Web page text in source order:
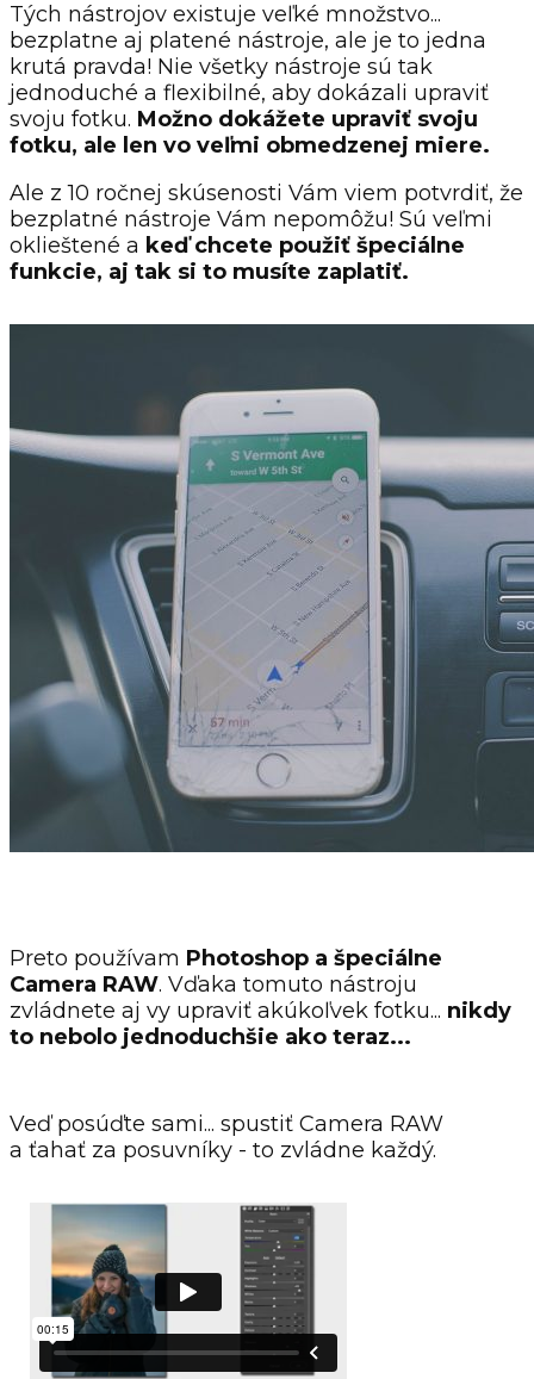
Tých nástrojov existuje veľké množstvo...
bezplatne aj platené nástroje, ale je to jedna
krutá pravda! Nie všetky nástroje sú tak
jednoduché a flexibilné, aby dokázali upraviť
svoju fotku. Možno dokážete upraviť svoju
fotku, ale len vo veľmi obmedzenej miere.
Ale z 10 ročnej skúsenosti Vám viem potvrdiť, že
bezplatné nástroje Vám nepomôžu! Sú veľmi
oklieštené a keď chcete použiť špeciálne
funkcie, aj tak si to musíte zaplatiť.
Preto používam Photoshop a špeciálne
Camera RAW. Vďaka tomuto nástroju
zvládnete aj vy upraviť akúkoľvek fotku... nikdy
to nebolo jednoduchšie ako teraz...
Veď posúďte sami... spustiť Camera RAW
a ťahať za posuvníky - to zvládne každý.